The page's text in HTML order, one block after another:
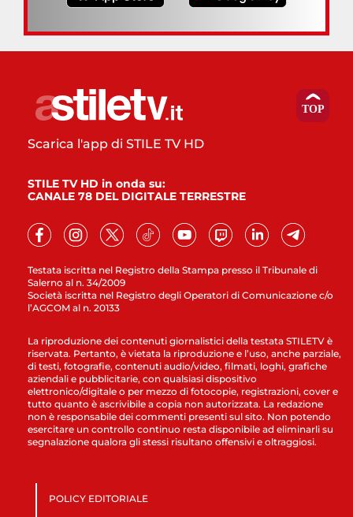
Testata iscritta nel Registro della Stampa presso il Tribunale di
Salerno al n. 34/2009
Società iscritta nel Registro degli Operatori di Comunicazione c/o
l’AGCOM al n. 20133
Scarica l'app di STILE TV HD
STILE TV HD in onda su:
CANALE 78 DEL DIGITALE TERRESTRE
La riproduzione dei contenuti giornalistici della testata STILETV è
riservata. Pertanto, è vietata la riproduzione e l’uso, anche parziale,
di testi, fotografie, contenuti audio/video, filmati, loghi, grafiche
aziendali e pubblicitarie, con qualsiasi dispositivo
elettronico/digitale o per mezzo di fotocopie, registrazioni, cover e
tutto quanto è ascrivibile a copia non autorizzata. La redazione
non è responsabile dei commenti presenti sul sito. Non potendo
esercitare un controllo continuo resta disponibile ad eliminarli su
segnalazione qualora gli stessi risultano offensivi e oltraggiosi.
POLICY EDITORIALE